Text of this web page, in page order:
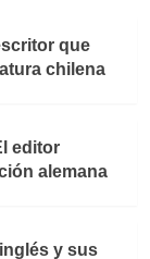
que
chilena
editor
alemana
y sus